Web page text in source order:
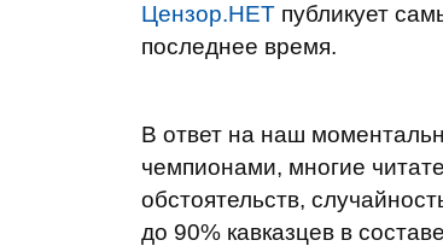
Цензор.НЕТ публикует
последнее время.
В ответ на наш
чемпионами, многие
обстоятельств,
до 90% кавказцев в